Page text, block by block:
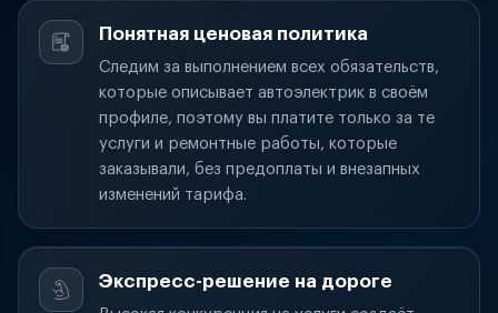
Понятная ценовая политика
Следим за выполнением всех обязательств,
которые описывает автоэлектрик в своём
профиле, поэтому вы платите только за те
услуги и ремонтные работы, которые
заказывали, без предоплаты и внезапных
изменений тарифа.
Экспресс-решение на дороге